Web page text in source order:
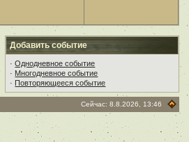
Добавить событие
·Однодневное событие
· Многодневное событие
· Повторяющееся событие
Сейчас: 8.8.2026, 13:46